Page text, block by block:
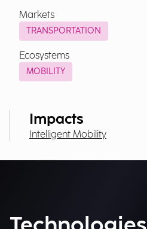
Markets
TRANSPORTATION
Ecosystems
MOBILITY
Impacts
Intelligent Mobility